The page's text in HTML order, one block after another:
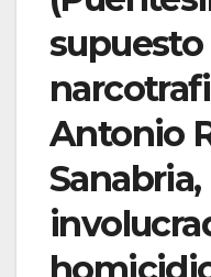
supuesto
Antonio